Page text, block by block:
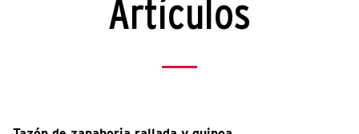
Artículos